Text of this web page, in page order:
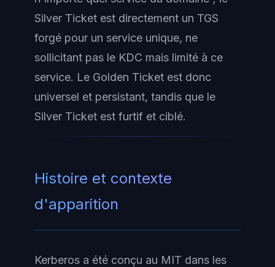
Silver Ticket est directement un TGS
forgé pour un service unique, ne
sollicitant pas le KDC mais limité à ce
service. Le Golden Ticket est donc
universel et persistant, tandis que le
Silver Ticket est furtif et ciblé.
Histoire et contexte
d'apparition
Kerberos a été conçu au MIT dans les